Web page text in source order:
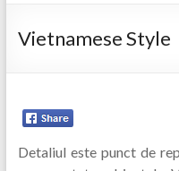
Vietnamese Style
Detaliul este punct de